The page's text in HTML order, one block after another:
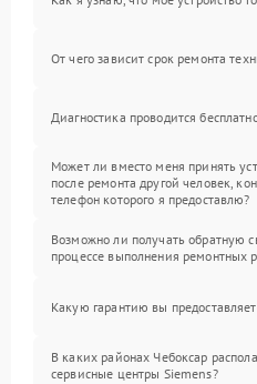
От чего зависит срок ремонта
Диагностика проводится
Может ли вместо меня принять
после ремонта другой человек,
телефон которого я предоставлю?
Возможно ли получать обратную
процессе выполнения ремонтных
Какую гарантию вы
В каких районах Чебоксар
сервисные центры Siemens?